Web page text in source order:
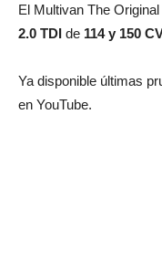
El Multivan The
2.0 TDI de 114 y 150
Ya disponible últimas
en YouTube.